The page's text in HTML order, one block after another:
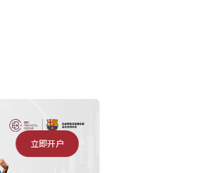
立即开户